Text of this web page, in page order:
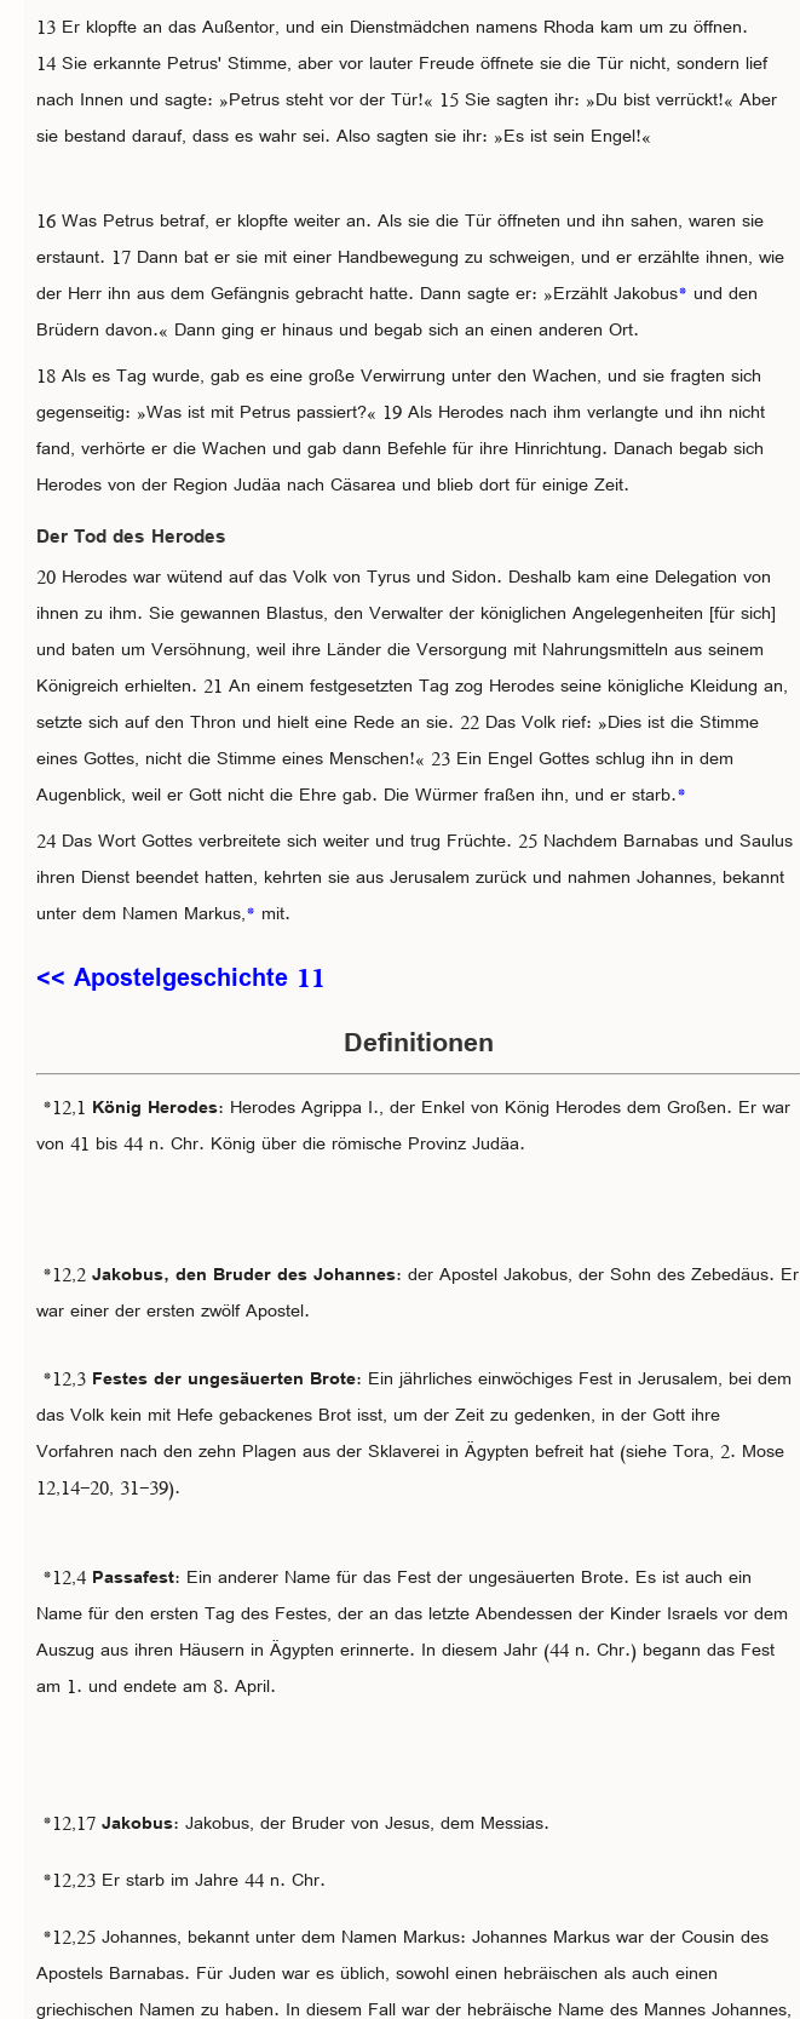
13 Er klopfte an das Außentor, und ein Dienstmädchen namens Rhoda kam um zu öffnen.
14 Sie erkannte Petrus' Stimme, aber vor lauter Freude öffnete sie die Tür nicht, sondern lief
nach Innen und sagte: »Petrus steht vor der Tür!« 15 Sie sagten ihr: »Du bist verrückt!« Aber
sie bestand darauf, dass es wahr sei. Also sagten sie ihr: »Es ist sein Engel!«
16 Was Petrus betraf, er klopfte weiter an. Als sie die Tür öffneten und ihn sahen, waren sie
erstaunt. 17 Dann bat er sie mit einer Handbewegung zu schweigen, und er erzählte ihnen, wie
der Herr ihn aus dem Gefängnis gebracht hatte. Dann sagte er: »Erzählt Jakobus* und den
Brüdern davon.« Dann ging er hinaus und begab sich an einen anderen Ort.
18 Als es Tag wurde, gab es eine große Verwirrung unter den Wachen, und sie fragten sich
gegenseitig: »Was ist mit Petrus passiert?« 19 Als Herodes nach ihm verlangte und ihn nicht
fand, verhörte er die Wachen und gab dann Befehle für ihre Hinrichtung. Danach begab sich
Herodes von der Region Judäa nach Cäsarea und blieb dort für einige Zeit.
Der Tod des Herodes
20 Herodes war wütend auf das Volk von Tyrus und Sidon. Deshalb kam eine Delegation von
ihnen zu ihm. Sie gewannen Blastus, den Verwalter der königlichen Angelegenheiten [für sich]
und baten um Versöhnung, weil ihre Länder die Versorgung mit Nahrungsmitteln aus seinem
Königreich erhielten. 21 An einem festgesetzten Tag zog Herodes seine königliche Kleidung an,
setzte sich auf den Thron und hielt eine Rede an sie. 22 Das Volk rief: »Dies ist die Stimme
eines Gottes, nicht die Stimme eines Menschen!« 23 Ein Engel Gottes schlug ihn in dem
Augenblick, weil er Gott nicht die Ehre gab. Die Würmer fraßen ihn, und er starb.*
24 Das Wort Gottes verbreitete sich weiter und trug Früchte. 25 Nachdem Barnabas und Saulus
ihren Dienst beendet hatten, kehrten sie aus Jerusalem zurück und nahmen Johannes, bekannt
unter dem Namen Markus,* mit.
<< Apostelgeschichte 11
Definitionen
*12,1 König Herodes: Herodes Agrippa I., der Enkel von König Herodes dem Großen. Er war
von 41 bis 44 n. Chr. König über die römische Provinz Judäa.
*12,2Jakobus, den Bruder des Johannes: der Apostel Jakobus, der Sohn des Zebedäus. Er
war einer der ersten zwölf Apostel.
*12,3 Festes der ungesäuerten Brote: Ein jährliches einwöchiges Fest in Jerusalem, bei dem
das Volk kein mit Hefe gebackenes Brot isst, um der Zeit zu gedenken, in der Gott ihre
Vorfahren nach den zehn Plagen aus der Sklaverei in Ägypten befreit hat (siehe Tora, 2. Mose
12,14-20, 31-39).
*12,4 Passafest: Ein anderer Name für das Fest der ungesäuerten Brote. Es ist auch ein
Name für den ersten Tag des Festes, der an das letzte Abendessen der Kinder Israels vor dem
Auszug aus ihren Häusern in Ägypten erinnerte. In diesem Jahr (44 n. Chr.) begann das Fest
am 1. und endete am 8. April.
*12,17Jakobus: Jakobus, der Bruder von Jesus, dem Messias.
*12,23 Er starb im Jahre 44 n. Chr.
*12,25 Johannes, bekannt unter dem Namen Markus: Johannes Markus war der Cousin des
Apostels Barnabas. Für Juden war es üblich, sowohl einen hebräischen als auch einen
griechischen Namen zu haben. In diesem Fall war der hebräische Name des Mannes Johannes,